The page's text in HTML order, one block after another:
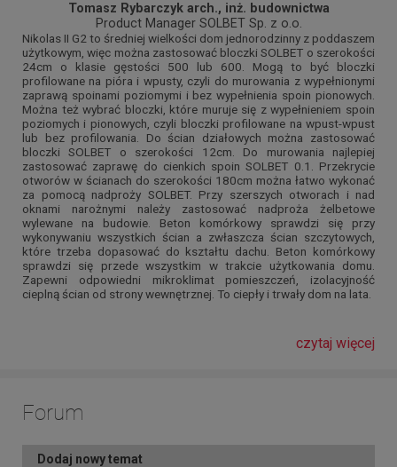
Tomasz Rybarczyk arch., inż. budownictwa
Product Manager SOLBET Sp. z o.o.
Nikolas II G2 to średniej wielkości dom jednorodzinny z poddaszem
użytkowym, więc można zastosować bloczki SOLBET o szerokości
24cm o klasie gęstości 500 lub 600. Mogą to być bloczki
profilowane na pióra i wpusty, czyli do murowania z wypełnionymi
zaprawą spoinami poziomymi i bez wypełnienia spoin pionowych.
Można też wybrać bloczki, które muruje się z wypełnieniem spoin
poziomych i pionowych, czyli bloczki profilowane na wpust-wpust
lub bez profilowania. Do ścian działowych można zastosować
bloczki SOLBET o szerokości 12cm. Do murowania najlepiej
zastosować zaprawę do cienkich spoin SOLBET 0.1. Przekrycie
otworów w ścianach do szerokości 180cm można łatwo wykonać
za pomocą nadproży SOLBET. Przy szerszych otworach i nad
oknami narożnymi należy zastosować nadproża żelbetowe
wylewane na budowie. Beton komórkowy sprawdzi się przy
wykonywaniu wszystkich ścian a zwłaszcza ścian szczytowych,
które trzeba dopasować do kształtu dachu. Beton komórkowy
sprawdzi się przede wszystkim w trakcie użytkowania domu.
Zapewni odpowiedni mikroklimat pomieszczeń, izolacyjność
cieplną ścian od strony wewnętrznej. To ciepły i trwały dom na lata.
czytaj więcej
Forum
Dodaj nowy temat